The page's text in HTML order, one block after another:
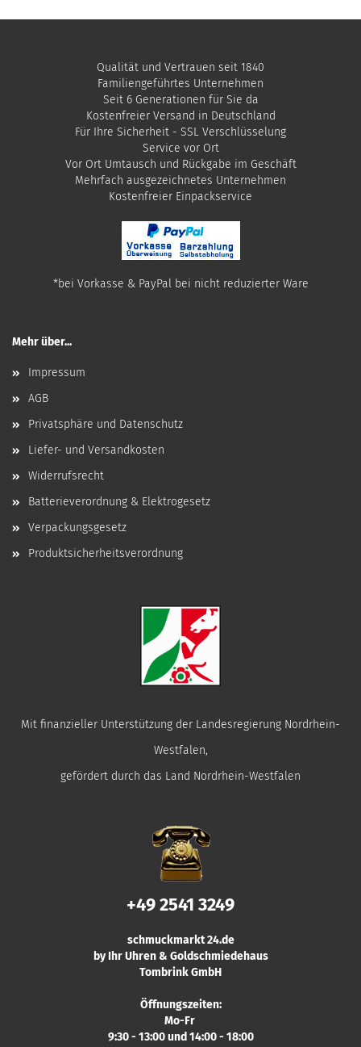
Qualität und Vertrauen seit 1840
Familiengeführtes Unternehmen
Seit 6 Generationen für Sie da
Kostenfreier Versand in Deutschland
Für Ihre Sicherheit - SSL Verschlüsselung
Service vor Ort
Vor Ort Umtausch und Rückgabe im Geschäft
Mehrfach ausgezeichnetes Unternehmen
​Kostenfreier Einpackservice
*bei Vorkasse & PayPal bei nicht reduzierter Ware
Mehr über...
Impressum
AGB
Privatsphäre und Datenschutz
Liefer- und Versandkosten
Widerrufsrecht
Batterieverordnung & Elektrogesetz
Verpackungsgesetz
Produktsicherheitsverordnung
Mit finanzieller Unterstützung der Landesregierung Nordrhein-
Westfalen,
gefördert durch das Land Nordrhein-Westfalen
+49 2541 3249
schmuckmarkt 24.de
by Ihr Uhren & Goldschmiedehaus
Tombrink GmbH
Öffnungszeiten:
Mo-Fr
9:30 - 13:00 und 14:00 - 18:00